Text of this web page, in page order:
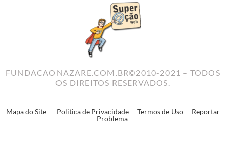
FUNDACAONAZARE.COM.BR©2010-2021 – TODOS
OS DIREITOS RESERVADOS.
Mapa do Site – Politica de Privacidade – Termos de Uso – Reportar
Problema